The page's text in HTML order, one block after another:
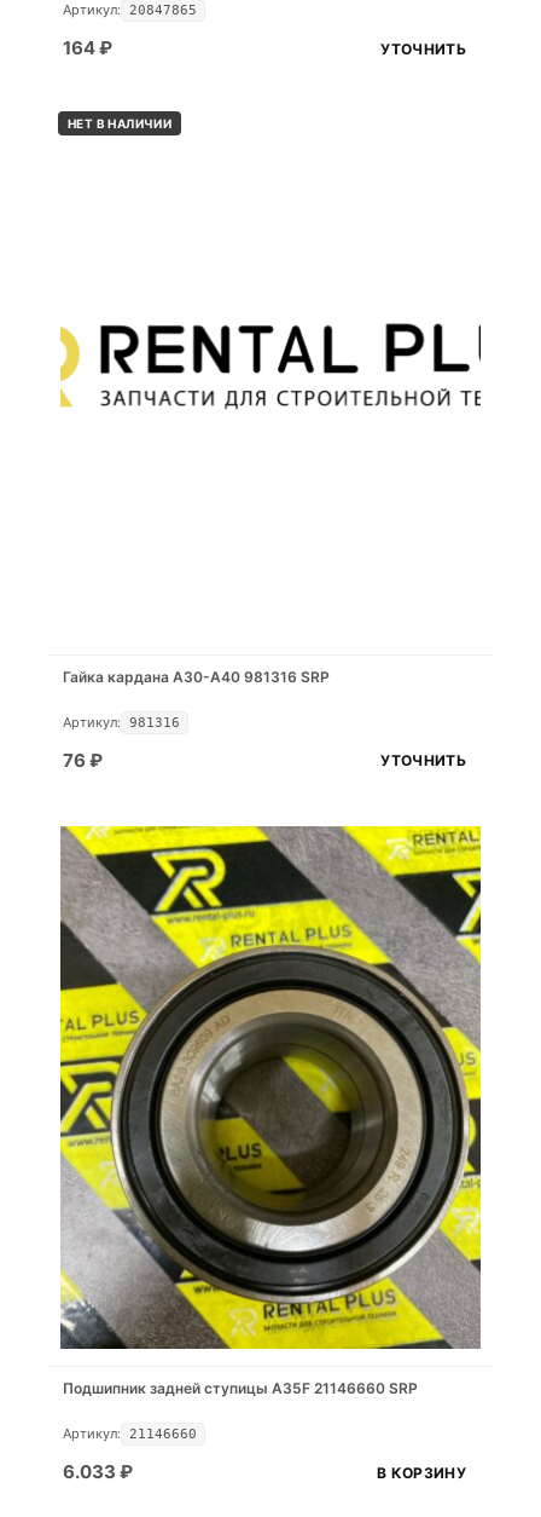
Артикул: 20847865
164₽ УТОЧНИТЬ
НЕТ В НАЛИЧИИ
Гайка кардана A30-A40 981316 SRP
Артикул: 981316
76 ₽ УТОЧНИТЬ
Подшипник задней ступицы A35F 21146660 SRP
Артикул: 21146660
6.033 ₽ В КОРЗИНУ